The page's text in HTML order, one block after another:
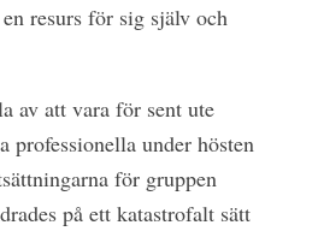
resurs för sig själv och
av att vara för sent ute
professionella under hösten
för gruppen
på ett katastrofalt sätt